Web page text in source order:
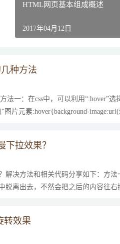
HTML网页基本组成概述
2017年04月12日
种方法
一：在css中，可以利用“:hover”选
片元素:hover{background-
拉效果？
解决方法和相关代码分享如下：方
脱离出去，不然会把之后的内容往
转效果